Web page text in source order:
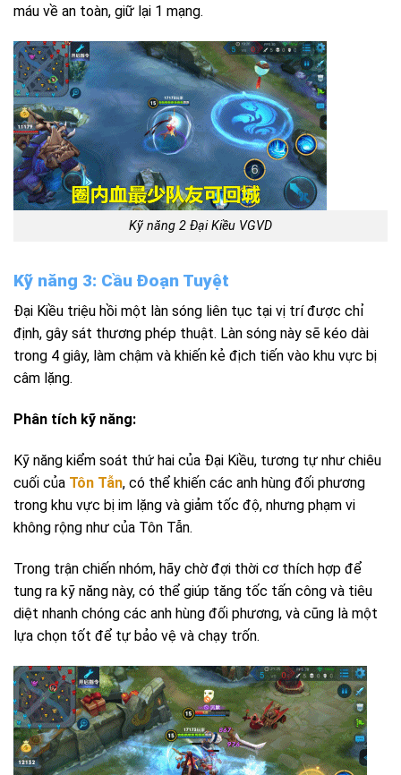
máu về an toàn, giữ lại 1 mạng.
Kỹ năng 2 Đại Kiều VGVD
Kỹ năng 3: Cầu Đoạn Tuyệt
Đại Kiều triệu hồi một làn sóng liên tục tại vị trí được chỉ
định, gây sát thương phép thuật. Làn sóng này sẽ kéo dài
trong 4 giây, làm chậm và khiến kẻ địch tiến vào khu vực bị
câm lặng.
Phân tích kỹ năng:
Kỹ năng kiểm soát thứ hai của Đại Kiều, tương tự như chiêu
cuối của Tôn Tẫn, có thể khiến các anh hùng đối phương
trong khu vực bị im lặng và giảm tốc độ, nhưng phạm vi
không rộng như của Tôn Tẫn.
Trong trận chiến nhóm, hãy chờ đợi thời cơ thích hợp để
tung ra kỹ năng này, có thể giúp tăng tốc tấn công và tiêu
diệt nhanh chóng các anh hùng đối phương, và cũng là một
lựa chọn tốt để tự bảo vệ và chạy trốn.